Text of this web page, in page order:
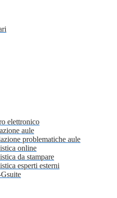
elettronico
aule
problematiche aule
online
da stampare
esperti esterni